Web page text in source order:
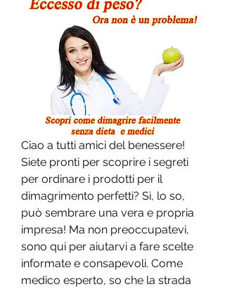
Ciao a tutti amici del benessere!
Siete pronti per scoprire i segreti
per ordinare i prodotti per il
dimagrimento perfetti? Sì, lo so,
può sembrare una vera e propria
impresa! Ma non preoccupatevi,
sono qui per aiutarvi a fare scelte
informate e consapevoli. Come
medico esperto, so che la strada